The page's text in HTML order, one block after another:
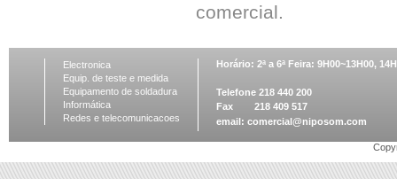
comercial.
Electronica
Equip. de teste e medida
Equipamento de soldadura
Informática
Redes e telecomunicacoes
Horário: 2ª a 6ª Feira: 9H00~13H00,
Telefone 218 440 200
Fax 218 409 517
email: comercial@niposom.com